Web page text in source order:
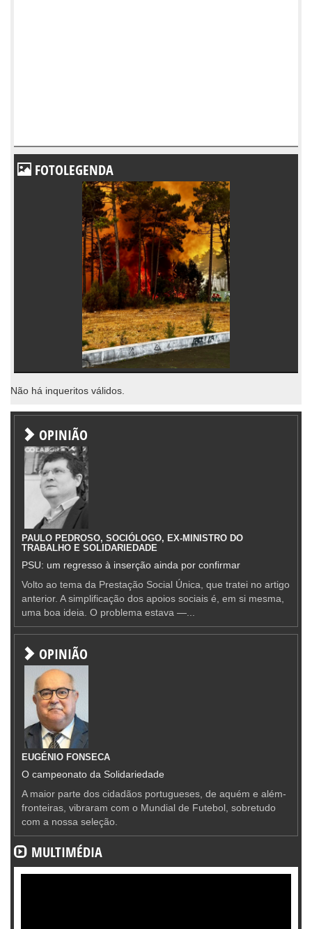
FOTOLEGENDA
Não há inqueritos válidos.
OPINIÃO
PAULO PEDROSO, SOCIÓLOGO, EX-MINISTRO DO
TRABALHO E SOLIDARIEDADE
PSU: um regresso à inserção ainda por confirmar
Volto ao tema da Prestação Social Única, que tratei no artigo
anterior. A simplificação dos apoios sociais é, em si mesma,
uma boa ideia. O problema estava —...
OPINIÃO
EUGÉNIO FONSECA
O campeonato da Solidariedade
A maior parte dos cidadãos portugueses, de aquém e além-
fronteiras, vibraram com o Mundial de Futebol, sobretudo
com a nossa seleção.
MULTIMÉDIA